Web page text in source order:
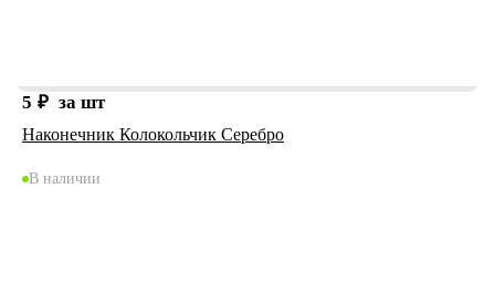
5 ₽ за шт
Наконечник Колокольчик Серебро
В наличии